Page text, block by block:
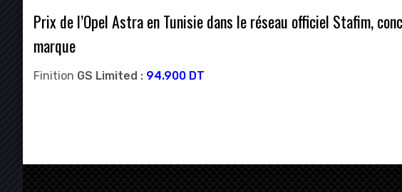
Prix de l’Opel Astra en Tunisie dans le réseau officiel Stafim,
marque
Finition GS Limited : 94.900 DT